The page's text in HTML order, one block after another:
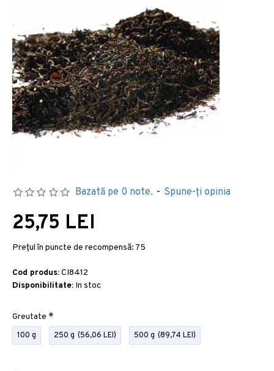
Bazată pe 0 note. - Spune-ţi opinia
25,75 LEI
Preţul în puncte de recompensă: 75
Cod produs:CI8412
Disponibilitate: In stoc
Greutate
100 g
250 g (56,06 LEI) 500 g (89,74 LEI)